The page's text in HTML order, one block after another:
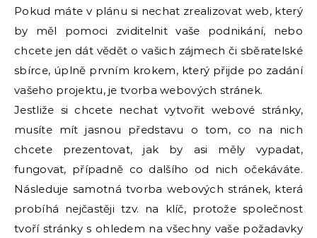
Pokud máte v plánu si nechat zrealizovat web, který
by měl pomoci zviditelnit vaše podnikání, nebo
chcete jen dát vědět o vašich zájmech či sběratelské
sbírce, úplně prvním krokem, který přijde po zadání
vašeho projektu, je tvorba webových stránek.
Jestliže si chcete nechat vytvořit webové stránky,
musíte mít jasnou představu o tom, co na nich
chcete prezentovat, jak by asi měly vypadat,
fungovat, případně co dalšího od nich očekáváte.
Následuje samotná tvorba webových stránek, která
probíhá nejčastěji tzv. na klíč, protože společnost
tvoří stránky s ohledem na všechny vaše požadavky